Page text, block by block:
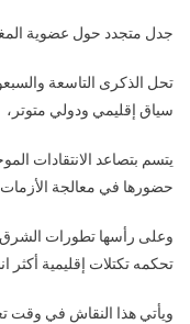
متجدد
عضوية
المغرب
جامعة
الدول
جدل متجدد حول عضوية
تحل الذكرى التاسعة
سياق إقليمي ودولي متوتر،
يتسم بتصاعد الانتقادات
حضورها في معالجة الأزمات
وعلى رأسها تطورات الشرق
تحكمه تكتلات إقليمية أكثر
ويأتي هذا النقاش في وقت